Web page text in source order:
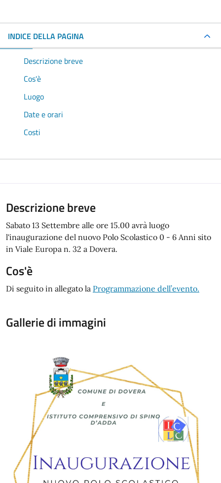
INDICE DELLA PAGINA
Descrizione breve
Cos'è
Luogo
Date e orari
Costi
Descrizione breve
Sabato 13 Settembre alle ore 15.00 avrà luogo
l'inaugurazione del nuovo Polo Scolastico 0 - 6 Anni sito
in Viale Europa n. 32 a Dovera.
Cos'è
Di seguito in allegato la Programmazione dell’evento.
Gallerie di immagini